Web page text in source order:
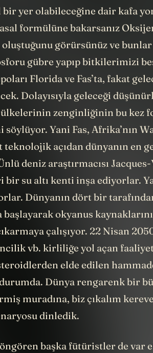
bir yer olabileceğine dair kafa
formülüne bakarsanız
görürsünüz ve
gübre yapıp bitkilerimizi
Florida ve Fas’ta, fakat
Dolayısıyla geleceği
zenginliğinin bu kez
Yani Fas, Afrika’nın
açıdan dünyanın en
deniz araştırmacısı Jacques-
bir su altı kenti inşa ediyorlar.
Dünyanın dört bir
okyanus
çalışıyor. 22 Nisan
vb. kirliliğe yol açan
elde edilen
Dünya rengarenk bir
muradına, biz çıkalım
dinledik.
başka fütüristler de var